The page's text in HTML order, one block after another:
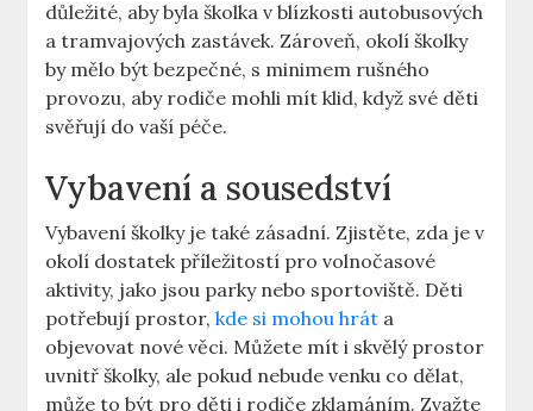
důležité, aby byla školka v blízkosti autobusových
a tramvajových zastávek. Zároveň, okolí školky
by mělo být bezpečné, s minimem rušného
provozu, aby rodiče mohli mít klid, když své děti
svěřují do vaší péče.
Vybavení a sousedství
Vybavení školky je také zásadní. Zjistěte, zda je v
okolí dostatek příležitostí pro volnočasové
aktivity, jako jsou parky nebo sportoviště. Děti
potřebují prostor,kde si mohou hrát a
objevovat nové věci. Můžete mít i skvělý prostor
uvnitř školky, ale pokud nebude venku co dělat,
může to být pro děti i rodiče zklamáním. Zvažte